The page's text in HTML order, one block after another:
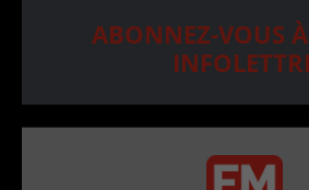
ABONNEZ-VOUS